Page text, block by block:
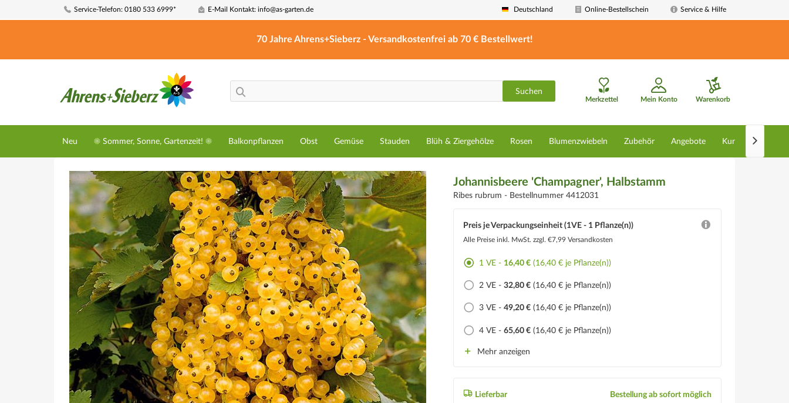
Service-Telefon: 0180 533 6999* E-Mail Kontakt: info@as-garten.de Deutschland Online-Bestellschein Service & Hilfe
70 Jahre Ahrens+Sieberz - Versandkostenfrei ab 70 € Bestellwert!
Suchen
Merkzettel Mein Konto Warenkorb
Neu ☀️ Sommer, Sonne, Gartenzeit! ☀️ Balkonpflanzen Obst Gemüse Stauden Blüh & Ziergehölze Rosen Blumenzwiebeln Zubehör Angebote Kunstpflanzen

Johannisbeere 'Champagner', Halbstamm
Ribes rubrum - Bestellnummer 4412031
Preis je Verpackungseinheit (1VE - 1 Pflanze(n))
Alle Preise inkl. MwSt.zzgl. €7,99 Versandkosten
1 VE - 16,40 € (16,40 € je Pflanze(n))
2 VE -32,80 € (16,40 € je Pflanze(n))
3 VE -49,20 € (16,40 € je Pflanze(n))
4 VE -65,60 € (16,40 € je Pflanze(n))
Mehr anzeigen
Lieferbar Bestellung ab sofort möglich